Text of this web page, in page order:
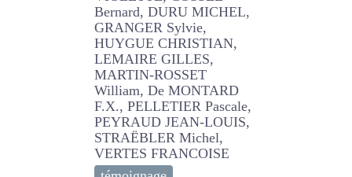
COSSEE Bernard, DURU
MICHEL, GRANGER Sylvie,
HUYGUE CHRISTIAN,
LEMAIRE GILLES, MARTIN-
ROSSET William, De
MONTARD F.X., PELLETIER
Pascale, PEYRAUD JEAN-
LOUIS, STRAËBLER Michel,
VERTES FRANCOISE
témoignage